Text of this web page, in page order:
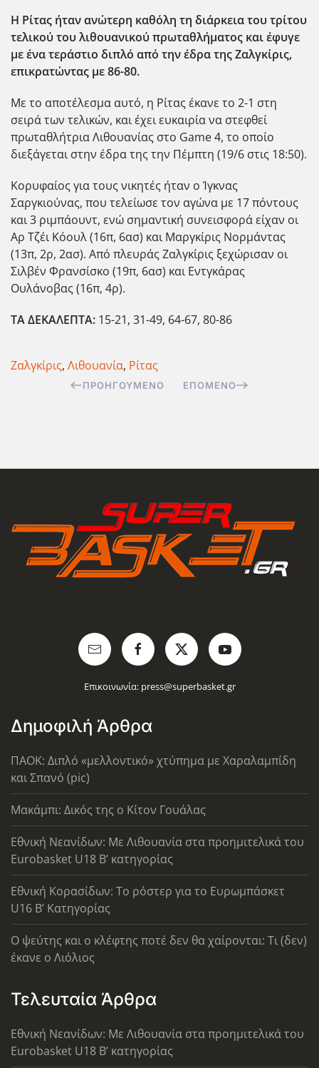
Η Ρίτας ήταν ανώτερη καθόλη τη διάρκεια του τρίτου
τελικού του λιθουανικού πρωταθλήματος και έφυγε
με ένα τεράστιο διπλό από την έδρα της Ζαλγκίρις,
επικρατώντας με 86-80.
Με το αποτέλεσμα αυτό, η Ρίτας έκανε το 2-1 στη
σειρά των τελικών, και έχει ευκαιρία να στεφθεί
πρωταθλήτρια Λιθουανίας στο Game 4, το οποίο
διεξάγεται στην έδρα της την Πέμπτη (19/6 στις 18:50).
Κορυφαίος για τους νικητές ήταν ο Ίγκνας
Σαργκιούνας, που τελείωσε τον αγώνα με 17 πόντους
και 3 ριμπάουντ, ενώ σημαντική συνεισφορά είχαν οι
Αρ Τζέι Κόουλ (16π, 6ασ) και Μαργκίρις Νορμάντας
(13π, 2ρ, 2ασ). Από πλευράς Ζαλγκίρις ξεχώρισαν οι
Σιλβέν Φρανσίσκο (19π, 6ασ) και Εντγκάρας
Ουλάνοβας (16π, 4ρ).
ΤΑ ΔΕΚΑΛΕΠΤΑ: 15-21, 31-49, 64-67, 80-86
Ζαλγκίρις, Λιθουανία, Ρίτας
ΠΡΟΗΓΟΎΜΕΝΟ ΕΠΌΜΕΝΟ
Επικοινωνία: press@superbasket.gr
Δημοφιλή Άρθρα
ΠΑΟΚ: Διπλό «μελλοντικό» χτύπημα με Χαραλαμπίδη
και Σπανό (pic)
Μακάμπι: Δικός της ο Κίτον Γουάλας
Εθνική Νεανίδων: Με Λιθουανία στα προημιτελικά του
Eurobasket U18 Β’ κατηγορίας
Εθνική Κορασίδων: Το ρόστερ για το Ευρωμπάσκετ
U16 B’ Κατηγορίας
Ο ψεύτης και ο κλέφτης ποτέ δεν θα χαίρονται: Τι (δεν)
έκανε ο Λιόλιος
Τελευταία Άρθρα
Εθνική Νεανίδων: Με Λιθουανία στα προημιτελικά του
Eurobasket U18 Β’ κατηγορίας